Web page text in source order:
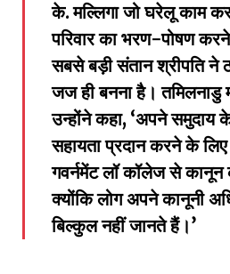
के. मल्लिगा जो घरेलू काम
परिवार का भरण-पोषण
सबसे बड़ी संतान श्रीपति ने
जज ही बनना है। तमिलनाडु
उन्होंने कहा, ‘अपने समुदाय
सहायता प्रदान करने के
गवर्नमेंट लॉ कॉलेज से कानून
क्योंकि लोग अपने कानूनी
बिल्कुल नहीं जानते हैं।’